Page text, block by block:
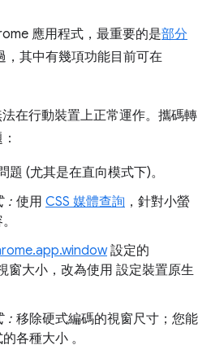
應用程式，最重要的是部分
，其中有幾項功能目前可在
在行動裝置上正常運作。攜碼轉
題 (尤其是在直向模式下)。
使用 CSS 媒體查詢 ，針對小螢
設定的
窗大小，改為使用 設定裝置原生
移除硬式編碼的視窗尺寸；您能
各種大小 。